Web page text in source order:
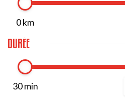
0 km
DURÉE
30 min